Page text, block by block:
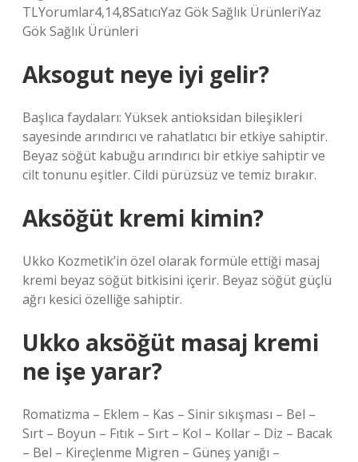
TLYorumlar4,14,8SatıcıYaz Gök Sağlık ÜrünleriYaz
Gök Sağlık Ürünleri
Aksogut neye iyi gelir?
Başlıca faydaları: Yüksek antioksidan bileşikleri
sayesinde arındırıcı ve rahatlatıcı bir etkiye sahiptir.
Beyaz söğüt kabuğu arındırıcı bir etkiye sahiptir ve
cilt tonunu eşitler. Cildi pürüzsüz ve temiz bırakır.
Aksöğüt kremi kimin?
Ukko Kozmetik’in özel olarak formüle ettiği masaj
kremi beyaz söğüt bitkisini içerir. Beyaz söğüt güçlü
ağrı kesici özelliğe sahiptir.
Ukko aksöğüt masaj kremi
ne işe yarar?
Romatizma – Eklem – Kas – Sinir sıkışması – Bel –
Sırt – Boyun – Fıtık – Sırt – Kol – Kollar – Diz – Bacak
– Bel – Kireçlenme Migren – Güneş yanığı –